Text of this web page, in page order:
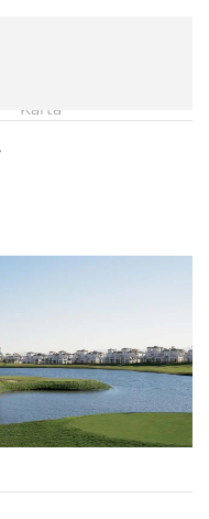
Karta